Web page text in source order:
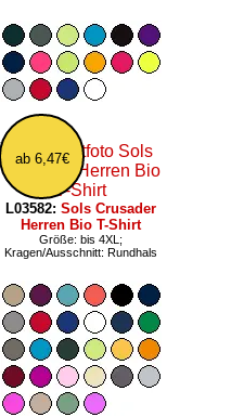
ab 6,47€
L03582: Sols Crusader
Herren Bio T-Shirt
Größe: bis 4XL;
Kragen/Ausschnitt: Rundhals